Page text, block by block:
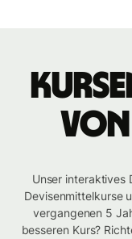
von
Unser interaktives
Devisenmittelkurse
vergangenen 5
besseren Kurs?